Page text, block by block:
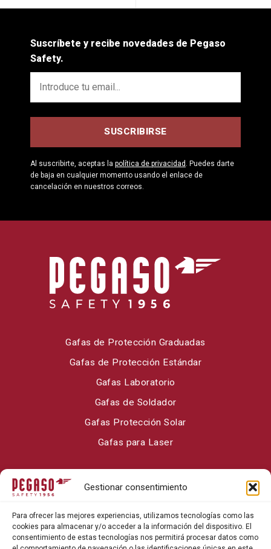
Gestionar consentimiento
Para ofrecer las mejores experiencias, utilizamos tecnologías como las
cookies para almacenar y/o acceder a la información del dispositivo. El
consentimiento de estas tecnologías nos permitirá procesar datos como
Suscríbete y recibe novedades de Pegaso
Safety.
Al suscribirte, aceptas la política de privacidad . Puedes darte
de baja en cualquier momento usando el enlace de
cancelación en nuestros correos.
Gafas de Protección Graduadas
Gafas de Protección Estándar
Gafas Laboratorio
Gafas de Soldador
Gafas Protección Solar
Gafas para Laser
Sobre Pegaso Safety
Blog